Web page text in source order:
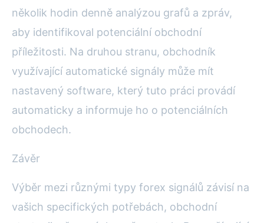
několik hodin denně analýzou grafů a zpráv,
aby identifikoval potenciální obchodní
příležitosti. Na druhou stranu, obchodník
využívající automatické signály může mít
nastavený software, který tuto práci provádí
automaticky a informuje ho o potenciálních
obchodech.
Závěr
Výběr mezi různými typy forex signálů závisí na
vašich specifických potřebách, obchodní